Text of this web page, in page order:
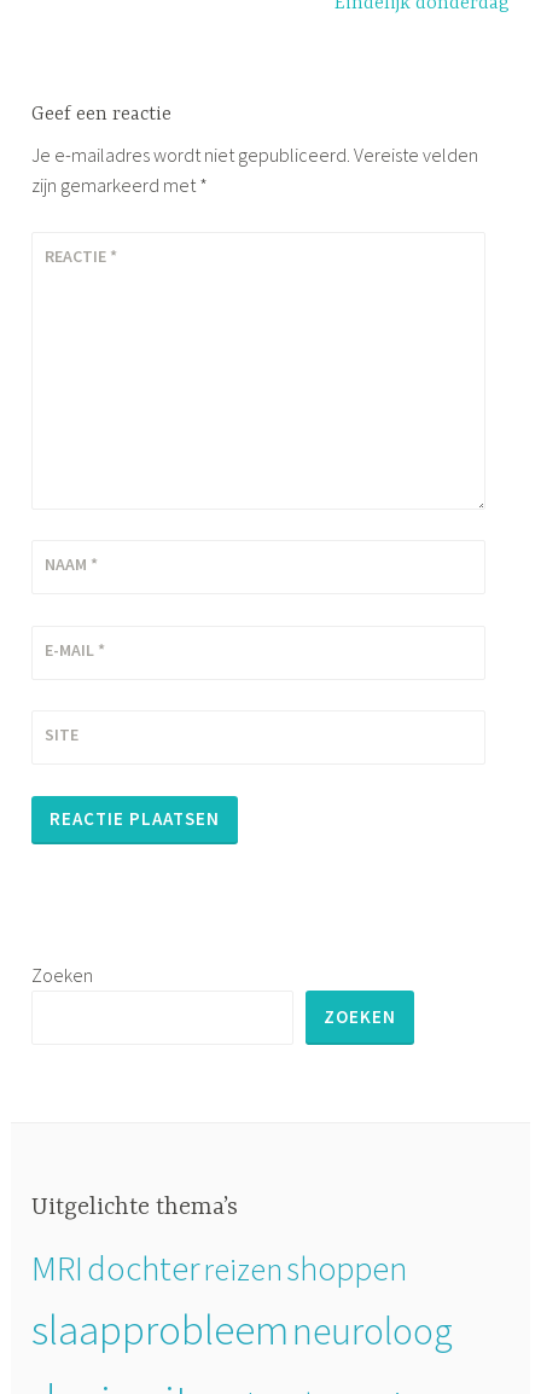
Geef een reactie
Je e-mailadres wordt niet gepubliceerd. Vereiste velden
zijn gemarkeerd met*
REACTIE *
NAAM *
E-MAIL *
SITE
Zoeken
ZOEKEN
Uitgelichte thema’s
MRIdochterreizenshoppen
slaapprobleemneuroloog